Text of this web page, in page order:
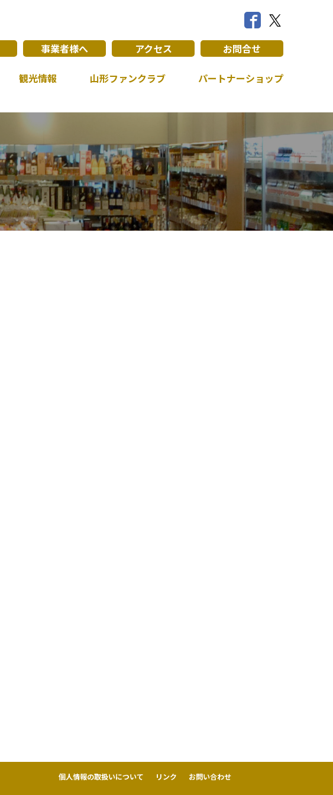
観光情報 山形ファンクラブ パートナーショップ
事業者様へ アクセス お問合せ
個人情報の取扱いについて リンク お問い合わせ